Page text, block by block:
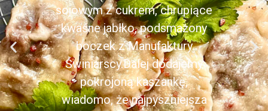
sojowym z cukrem, chrupiące
kwaśne jabłko, podsmażony
boczek z Manufaktury
Świniarscy.Dalej dodajemy
pokrojoną kaszankę,
wiadomo, że najpyszniejsza